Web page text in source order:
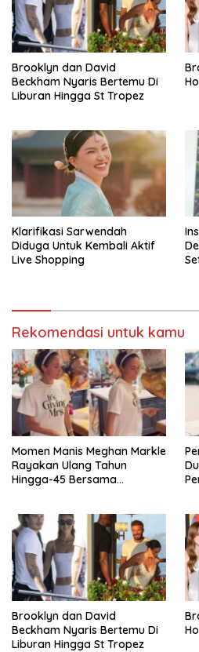
Brooklyn dan David
Beckham Nyaris Bertemu Di
Liburan Hingga St Tropez
Klarifikasi Sarwendah
Diduga Untuk Kembali Aktif
Live Shopping
Rekomendasi untuk kamu
Momen Manis Meghan Markle
Rayakan Ulang Tahun
Hingga-45 Bersama
Brooklyn dan David
Beckham Nyaris Bertemu Di
Liburan Hingga St Tropez